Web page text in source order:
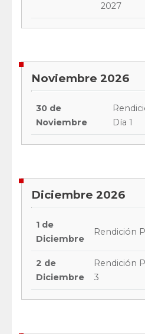
2027
Noviembre 2026
30 de
Noviembre
Día 1
Diciembre 2026
1 de
Diciembre
Rendición
2 de
Diciembre
Rendición
3